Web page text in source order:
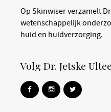
Op Skinwiser verzamelt
wetenschappelijk
huid en huidverzorging.
Volg Dr. Jetske